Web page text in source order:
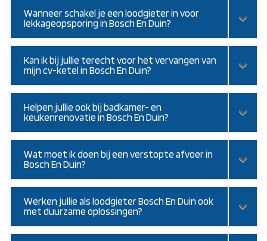
Wanneer schakel je een loodgieter in voor
lekkageopsporing in Bosch En Duin?
Kan ik bij jullie terecht voor het vervangen van
mijn cv-ketel in Bosch En Duin?
Helpen jullie ook bij badkamer- en
keukenrenovatie in Bosch En Duin?
Wat moet ik doen bij een verstopte afvoer in
Bosch En Duin?
Werken jullie als loodgieter Bosch En Duin ook
met duurzame oplossingen?